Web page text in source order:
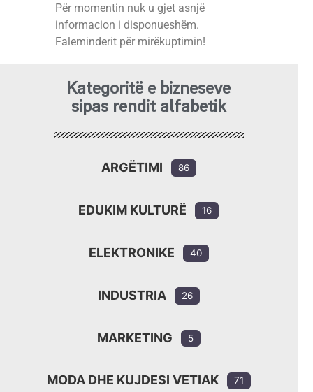
Për momentin nuk u gjet asnjë
informacion i disponueshëm.
Faleminderit për mirëkuptimin!
Kategoritë e bizneseve
sipas rendit alfabetik
ARGËTIMI 86
EDUKIM KULTURË 16
ELEKTRONIKE 40
INDUSTRIA 26
MARKETING 5
MODA DHE KUJDESI VETIAK 71